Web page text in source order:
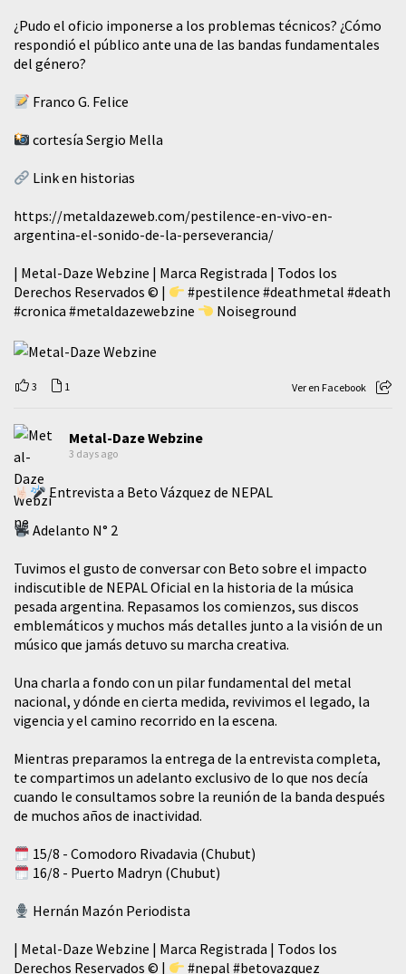
¿Pudo el oficio imponerse a los problemas técnicos? ¿Cómo
respondió el público ante una de las bandas fundamentales
del género?
Franco G. Felice
cortesía Sergio Mella
Link en historias
https://metaldazeweb.com/pestilence-en-vivo-en-
argentina-el-sonido-de-la-perseverancia/
| Metal-Daze Webzine | Marca Registrada | Todos los
Derechos Reservados © |
#pestilence #deathmetal #death
#cronica #metaldazewebzine Noiseground
3 1 Ver en Facebook
Metal-Daze Webzine
3 days ago
Entrevista a Beto Vázquez de NEPAL
Adelanto N° 2
Tuvimos el gusto de conversar con Beto sobre el impacto
indiscutible de NEPAL Oficial en la historia de la música
pesada argentina. Repasamos los comienzos, sus discos
emblemáticos y muchos más detalles junto a la visión de un
músico que jamás detuvo su marcha creativa.
​Una charla a fondo con un pilar fundamental del metal
nacional, y dónde en cierta medida, revivimos el legado, la
vigencia y el camino recorrido en la escena.
Mientras preparamos la entrega de la entrevista completa,
te compartimos un adelanto exclusivo de lo que nos decía
cuando le consultamos sobre la reunión de la banda después
de muchos años de inactividad.
15/8 - Comodoro Rivadavia (Chubut)
16/8 - Puerto Madryn (Chubut)
Hernán Mazón Periodista
| Metal-Daze Webzine | Marca Registrada | Todos los
Derechos Reservados © |
#nepal #betovazquez